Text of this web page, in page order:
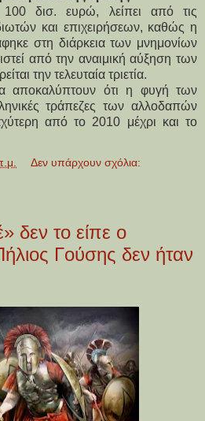
δισ. ευρώ, λείπει από τις
και επιχειρήσεων, καθώς η
στη διάρκεια των μνημονίων
από την αναιμική αύξηση των
την τελευταία τριετία.
αποκαλύπτουν ότι η φυγή των
τράπεζες των αλλοδαπών
από το 2010 μέχρι και το
Δεν υπάρχουν σχόλια:
δεν το είπε ο
Γούσης δεν ήταν